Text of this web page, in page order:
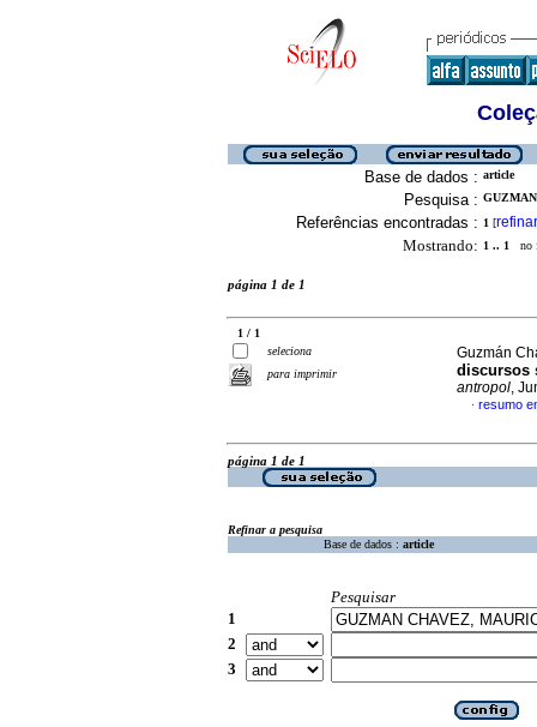
Base de dados : article
Pesquisa :
Referências encontradas : 1 [refinar
Mostrando: 1 .. 1 no
página 1 de 1
1 / 1
seleciona
para imprimir
Guzmán
discursos
antropol,
· resumo
página 1 de 1
Refinar a pesquisa
Base de dados : article
Pesquisar
1
2
3